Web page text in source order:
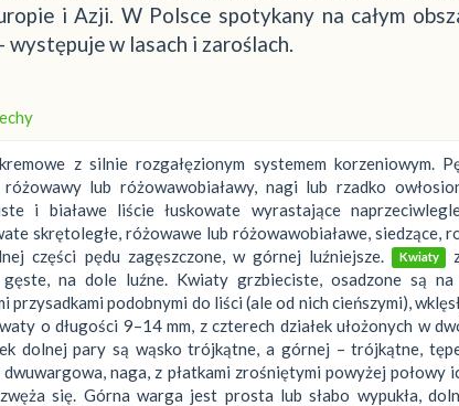
i Azji. W Polsce spotykany na całym
w lasach i zaroślach.
z silnie rozgałęzionym systemem korzeniowym.
lub różowawobiaławy, nagi lub rzadko
i białawe liście łuskowate wyrastające
skrętoległe, różowawe lub różowawobiaławe, siedzące,
części pędu zagęszczone, w górnej luźniejsze.
Kwiaty
na dole luźne. Kwiaty grzbieciste, osadzone są na
przysadkami podobnymi do liści (ale od nich cieńszymi),
o długości 9–14 mm, z czterech działek ułożonych w
dolnej pary są wąsko trójkątne, a górnej – trójkątne,
naga, z płatkami zrośniętymi powyżej połowy
się. Górna warga jest prosta lub słabo wypukła,